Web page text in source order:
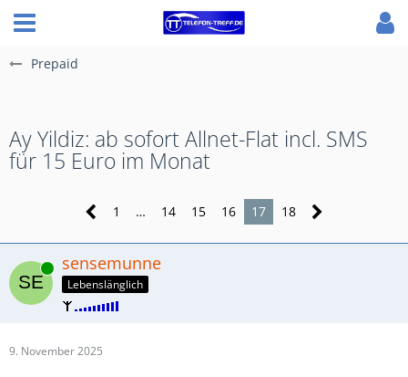
Prepaid
Ay Yildiz: ab sofort Allnet-Flat incl. SMS
für 15 Euro im Monat
1 … 14 15 16 17 18
Online sensemunne
Lebenslänglich
9. November 2025